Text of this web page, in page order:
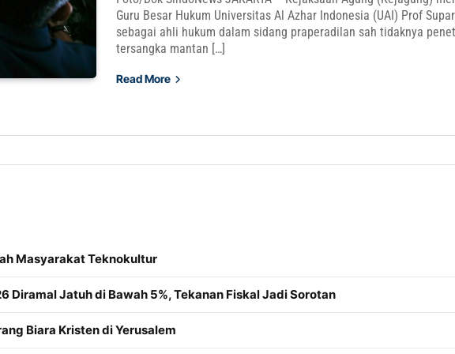
Guru Besar Hukum Universitas Al Azhar Indonesia (UAI) Prof
sebagai ahli hukum dalam sidang praperadilan sah tidaknya
tersangka mantan […]
Read More
Masyarakat Teknokultur
Diramal Jatuh di Bawah 5%, Tekanan Fiskal Jadi Sorotan
Biara Kristen di Yerusalem